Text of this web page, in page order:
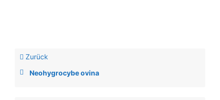
Zurück
Neohygrocybe ovina